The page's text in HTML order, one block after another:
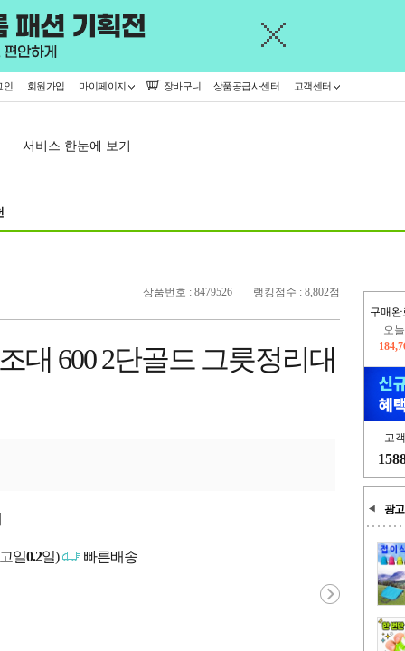
인 회원가입 마이페이지 장바구니 상품공급사센터 고객센터
서비스 한눈에 보기
구매완
고
광고
상품번호 : 8479526 랭킹점수 : 8,802점
대 600 2단골드 그릇정리대
일0.2일) 빠른배송